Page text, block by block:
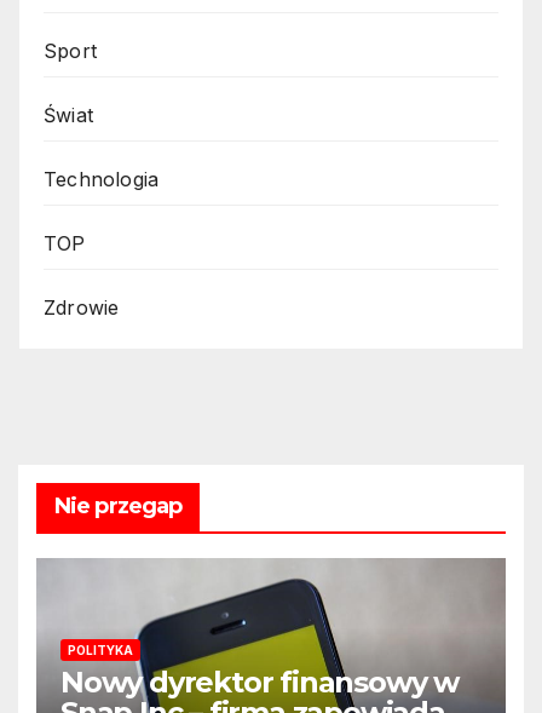
Sport
Świat
Technologia
TOP
Zdrowie
Nie przegap
POLITYKA
Nowy dyrektor finansowy w